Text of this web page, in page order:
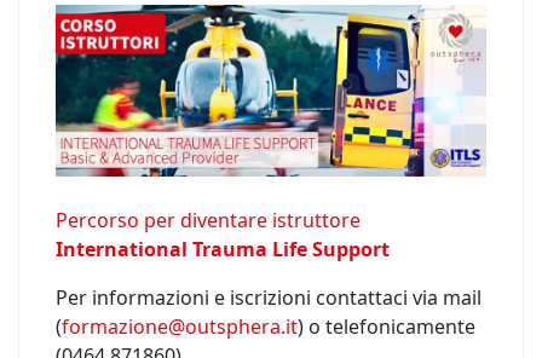
Percorso per diventare istruttore
International Trauma Life Support
Per informazioni e iscrizioni contattaci via mail
(formazione@outsphera.it) o telefonicamente